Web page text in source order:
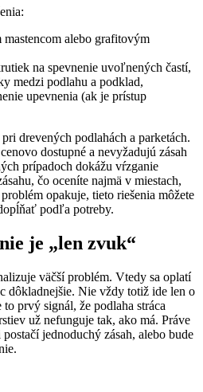
mastencom alebo grafitovým
na spevnenie uvoľnených častí,
medzi podlahu a podklad,
upevnenia (ak je prístup
drevených podlahách a parketách.
dostupné a nevyžadujú zásah
prípadoch dokážu vŕzganie
čo oceníte najmä v miestach,
opakuje, tieto riešenia môžete
podľa potreby.
je „len zvuk“
väčší problém. Vtedy sa oplatí
dôkladnejšie. Nie vždy totiž ide len o
prvý signál, že podlaha stráca
už nefunguje tak, ako má. Práve
jednoduchý zásah, alebo bude